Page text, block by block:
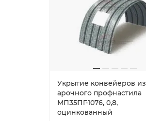
Укрытие конвейеров из
арочного профнастила
МП35ПГ-1076, 0,8,
оцинкованный